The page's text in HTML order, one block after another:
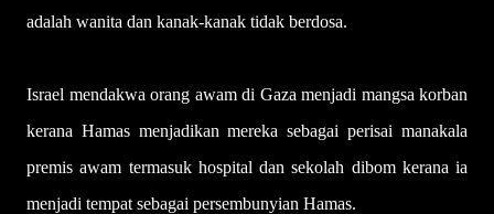
adalah wanita dan kanak-kanak tidak berdosa.
Israel mendakwa orang awam di Gaza menjadi mang­sa korban
kerana Hamas menjadikan mereka sebagai perisai manakala
premis awam termasuk hospital dan sekolah dibom kerana ia
menjadi tempat sebagai persembunyian Hamas.